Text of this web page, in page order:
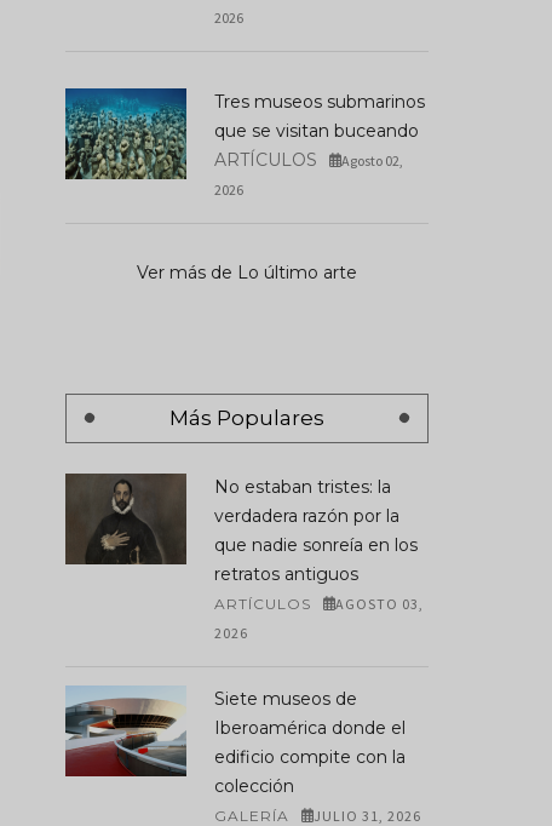
El Cuadro Que Esconde
Una Calavera: El Arte De
Engañar Al Ojo Antes Del
2026
Tres museos submarinos
que se visitan buceando
ARTÍCULOS
Agosto 02,
2026
Ver más de Lo último arte
Más Populares
No estaban tristes: la
verdadera razón por la
que nadie sonreía en los
retratos antiguos
ARTÍCULOS
AGOSTO 03,
2026
Siete museos de
Iberoamérica donde el
edificio compite con la
colección
GALERÍA JULIO 31, 2026